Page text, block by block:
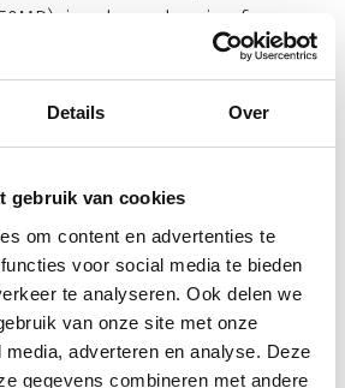
Details Over
gebruik van cookies
om content en advertenties te
voor social media te bieden
te analyseren. Ook delen we
van onze site met onze
adverteren en analyse. Deze
gegevens combineren met andere
ingebouwde microfoons
ondersteuning voor
Ideaal voor organisaties
willen moderniseren –
of ingewikkelde
speciale pagina